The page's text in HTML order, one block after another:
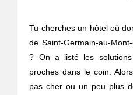
Tu cherches un hôtel où
de Saint-Germain-au-
? On a listé les
proches dans le coin.
pas cher ou un peu plus